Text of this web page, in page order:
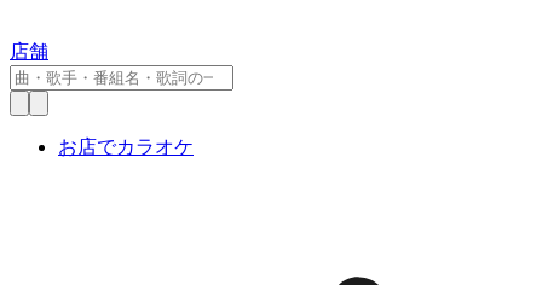
店舗
お店でカラオケ